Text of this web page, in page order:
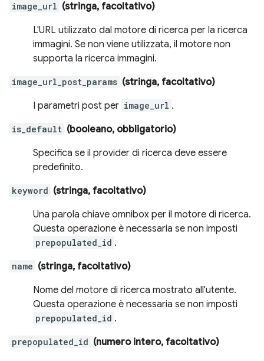
image_url (stringa, facoltativo)
L'URL utilizzato dal motore di ricerca per la ricerca
immagini. Se non viene utilizzata, il motore non
supporta la ricerca immagini.
image_url_post_params (stringa, facoltativo)
I parametri post per image_url .
is_default (booleano, obbligatorio)
Specifica se il provider di ricerca deve essere
predefinito.
keyword (stringa, facoltativo)
Una parola chiave omnibox per il motore di ricerca.
Questa operazione è necessaria se non imposti
prepopulated_id .
name (stringa, facoltativo)
Nome del motore di ricerca mostrato all'utente.
Questa operazione è necessaria se non imposti
prepopulated_id .
prepopulated_id (numero intero, facoltativo)